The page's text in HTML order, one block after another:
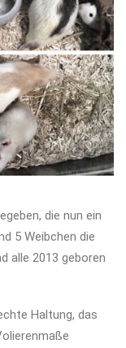
die nun ein
5 Weibchen die
alle 2013 geboren
Haltung, das